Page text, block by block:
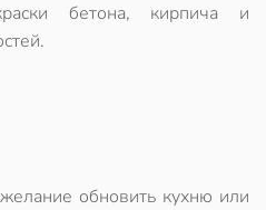
бетона, кирпича и
обновить кухню или